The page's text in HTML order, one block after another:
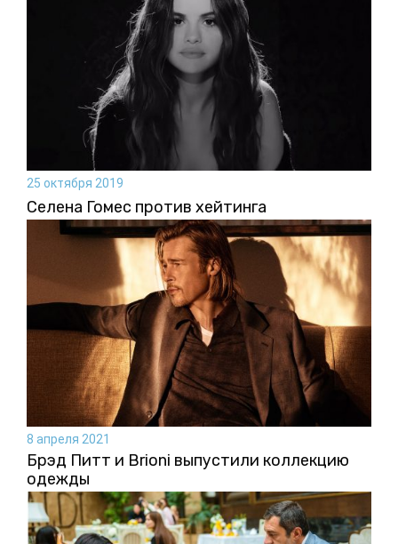
25 октября 2019
Селена Гомес против хейтинга
8 апреля 2021
Брэд Питт и Brioni выпустили коллекцию
одежды